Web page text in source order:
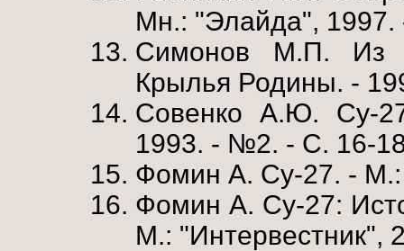
Мн.: "Элайда", 1997.
Симонов М.П. Из
Крылья Родины. -
Совенко А.Ю. Су-
1993. - №2. - С. 16-
Фомин А. Су-27. - М.:
Фомин А. Су-27:
М.: "Интервестник",